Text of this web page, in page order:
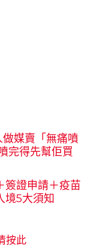
媒賣「無痛噴
完得先幫佢買
簽證申請＋疫苗
5大須知
按此